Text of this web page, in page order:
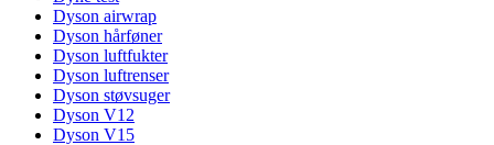
Dyson airwrap
Dyson hårføner
Dyson luftfukter
Dyson luftrenser
Dyson støvsuger
Dyson V12
Dyson V15